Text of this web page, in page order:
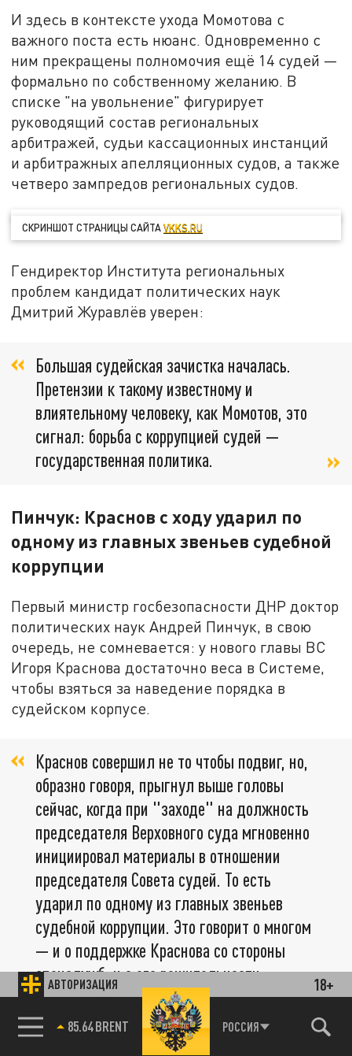
АВТОРИЗАЦИЯ 18+
85.64 BRENT РОССИЯ
И здесь в контексте ухода Момотова с
важного поста есть нюанс. Одновременно с
ним прекращены полномочия ещё 14 судей —
формально по собственному желанию. В
списке "на увольнение" фигурирует
руководящий состав региональных
арбитражей, судьи кассационных инстанций
и арбитражных апелляционных судов, а также
четверо зампредов региональных судов.
СКРИНШОТ СТРАНИЦЫ САЙТАVKKS.RU
Гендиректор Института региональных
проблем кандидат политических наук
Дмитрий Журавлёв уверен:
Большая судейская зачистка началась.
Претензии к такому известному и
влиятельному человеку, как Момотов, это
сигнал: борьба с коррупцией судей —
государственная политика.
Пинчук: Краснов с ходу ударил по
одному из главных звеньев судебной
коррупции
Первый министр госбезопасности ДНР доктор
политических наук Андрей Пинчук, в свою
очередь, не сомневается: у нового главы ВС
Игоря Краснова достаточно веса в Системе,
чтобы взяться за наведение порядка в
судейском корпусе.
Краснов совершил не то чтобы подвиг, но,
образно говоря, прыгнул выше головы
сейчас, когда при "заходе" на должность
председателя Верховного суда мгновенно
инициировал материалы в отношении
председателя Совета судей. То есть
ударил по одному из главных звеньев
судебной коррупции. Это говорит о многом
— и о поддержке Краснова со стороны
спецслужб, и о его решительности,
— указывает Пинчук.